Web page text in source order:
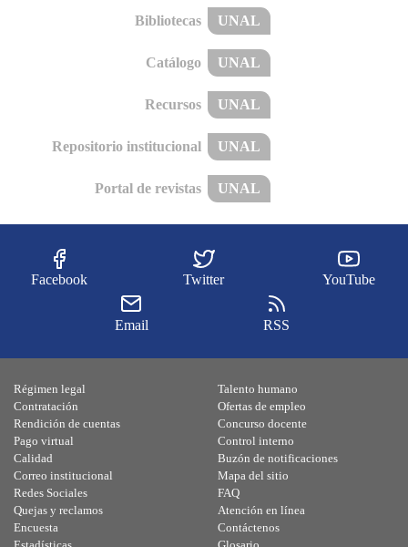
Bibliotecas UNAL
Catálogo UNAL
Recursos UNAL
Repositorio institucional UNAL
Portal de revistas UNAL
Facebook Twitter YouTube
Email RSS
Régimen legal
Contratación
Rendición de cuentas
Pago virtual
Calidad
Talento humano
Ofertas de empleo
Concurso docente
Control interno
Buzón de notificaciones
Correo institucional
Redes Sociales
Quejas y reclamos
Encuesta
Mapa del sitio
FAQ
Atención en línea
Contáctenos